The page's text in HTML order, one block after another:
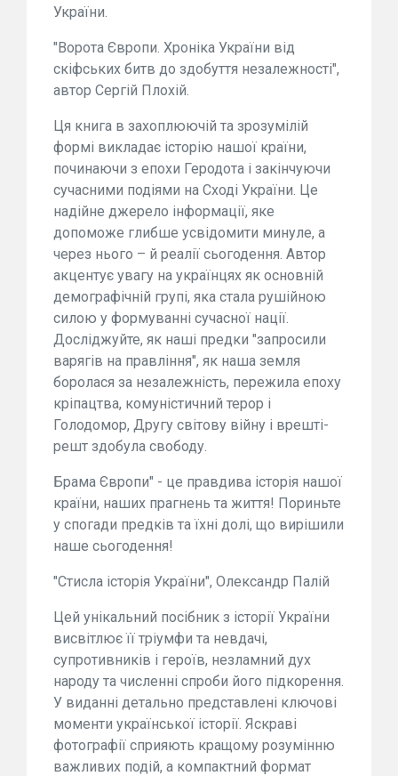
України.
"Ворота Європи. Хроніка України від
скіфських битв до здобуття незалежності",
автор Сергій Плохій.
Ця книга в захоплюючій та зрозумілій
формі викладає історію нашої країни,
починаючи з епохи Геродота і закінчуючи
сучасними подіями на Сході України. Це
надійне джерело інформації, яке
допоможе глибше усвідомити минуле, а
через нього – й реалії сьогодення. Автор
акцентує увагу на українцях як основній
демографічній групі, яка стала рушійною
силою у формуванні сучасної нації.
Досліджуйте, як наші предки "запросили
варягів на правління", як наша земля
боролася за незалежність, пережила епоху
кріпацтва, комуністичний терор і
Голодомор, Другу світову війну і врешті-
решт здобула свободу.
Брама Європи" - це правдива історія нашої
країни, наших прагнень та життя! Пориньте
у спогади предків та їхні долі, що вирішили
наше сьогодення!
"Стисла історія України", Олександр Палій
Цей унікальний посібник з історії України
висвітлює її тріумфи та невдачі,
супротивників і героїв, незламний дух
народу та численні спроби його підкорення.
У виданні детально представлені ключові
моменти української історії. Яскраві
фотографії сприяють кращому розумінню
важливих подій, а компактний формат